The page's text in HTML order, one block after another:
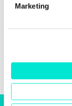
Marketing